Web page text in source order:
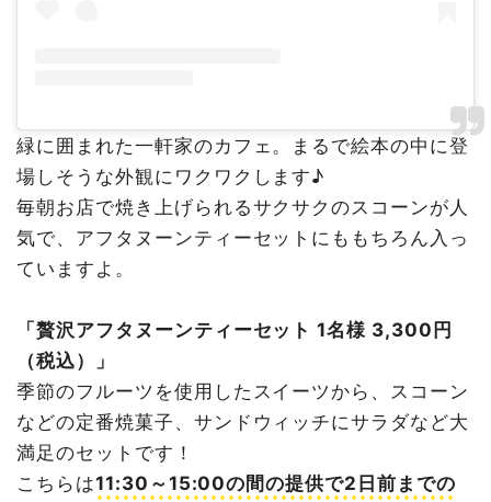
緑に囲まれた一軒家のカフェ。まるで絵本の中に登
場しそうな外観にワクワクします♪
毎朝お店で焼き上げられるサクサクのスコーンが人
気で、アフタヌーンティーセットにももちろん入っ
ていますよ。
「贅沢アフタヌーンティーセット 1名様 3,300円
（税込）」
季節のフルーツを使用したスイーツから、スコーン
などの定番焼菓子、サンドウィッチにサラダなど大
満足のセットです！
こちらは11:30～15:00の間の提供で2日前までの